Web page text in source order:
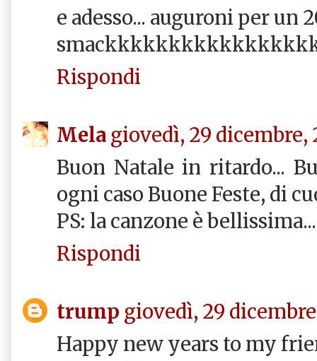
e adesso... auguroni per un
Rispondi
Mela giovedì, 29 dicembre,
Buon Natale in ritardo...
ogni caso Buone Feste, di
PS: la canzone è bellissima...
Rispondi
trump giovedì, 29
Happy new years to my